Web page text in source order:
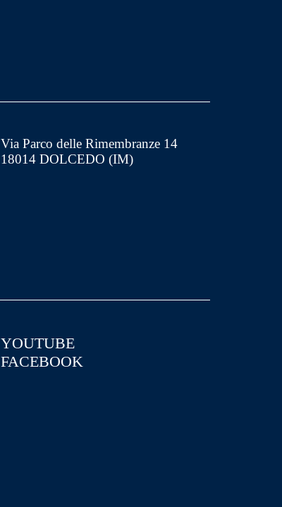
Via Parco delle Rimembranze 14
18014 DOLCEDO (IM)
YOUTUBE
FACEBOOK